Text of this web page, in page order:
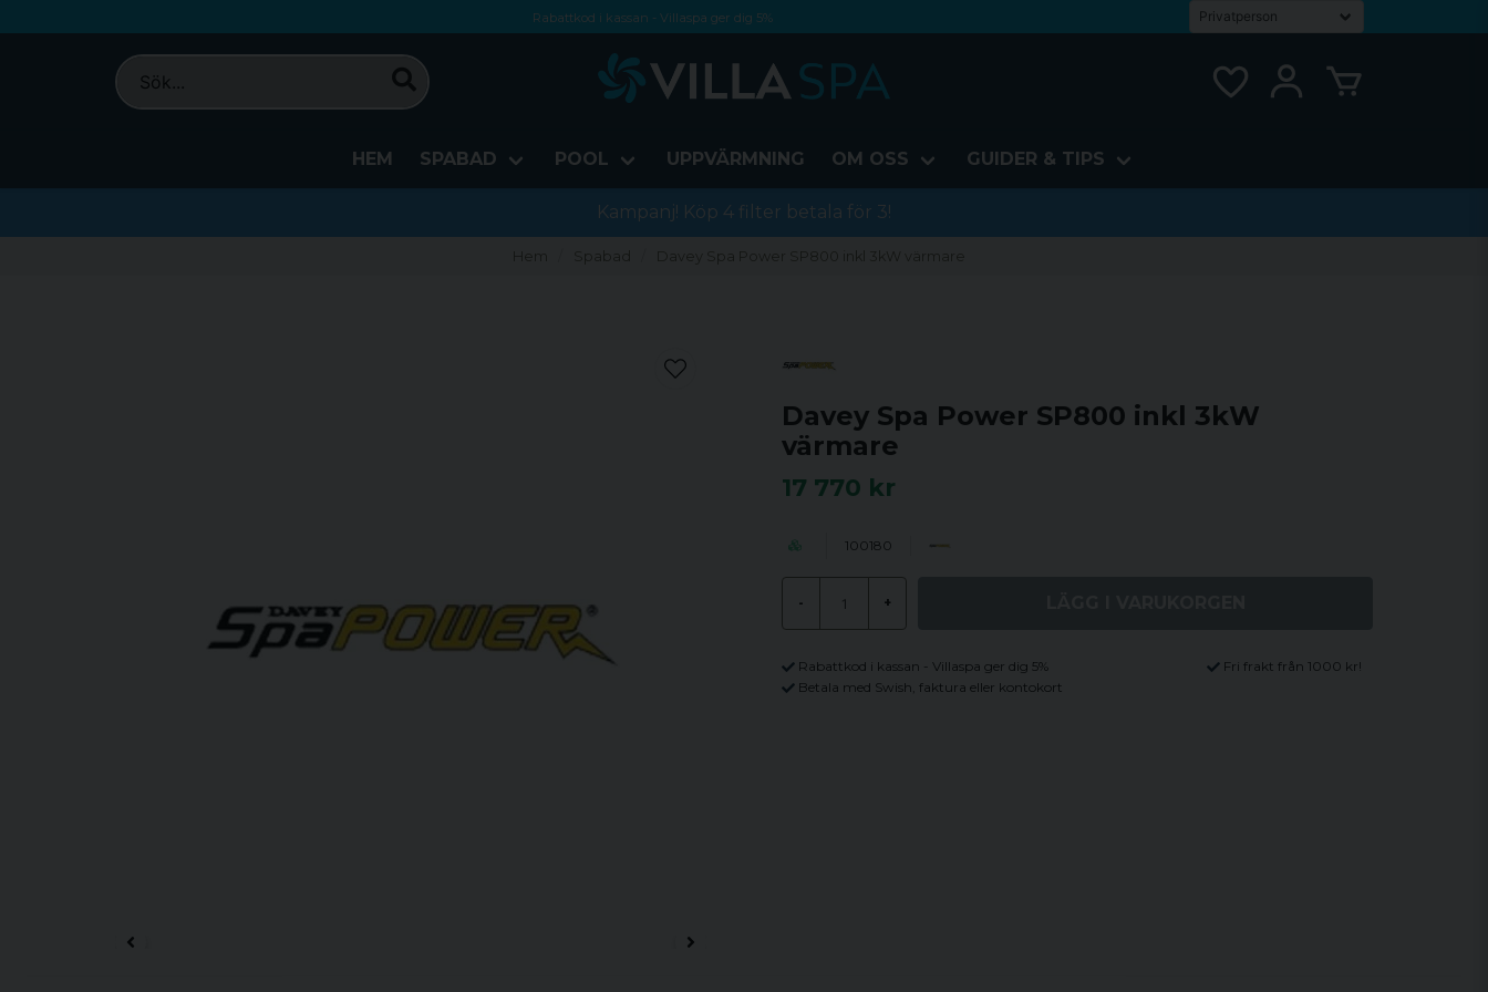
Rabattkod i kassan - Villaspa ger dig 5%
Fri frakt från 1000 kr!
Betala med Swish, faktura eller kontokort
HEM SPABAD POOL UPPVÄRMNING OM OSS GUIDER & TIPS
Kampanj! Köp 4 filter betala för 3!
Hem Spabad Davey Spa Power SP800 inkl 3kW värmare
Davey Spa Power SP800 inkl 3kW
värmare
17 770 kr
100180
- +
Rabattkod i kassan - Villaspa ger dig 5%
Fri frakt från 1000 kr!
Betala med Swish, faktura eller kontokort